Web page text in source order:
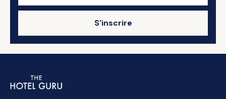
S'inscrire